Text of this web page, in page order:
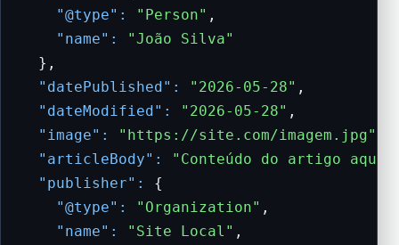
"@type":
"Person" ,
"name":
"João Silva"
  },
"datePublished":
"2026-05-28" ,
"dateModified":
"2026-05-28" ,
"image":
"https://site.com/imagem.jpg"
"articleBody":
"Conteúdo do artigo
"publisher":
{
"@type":
"Organization" ,
"name":
"Site Local" ,